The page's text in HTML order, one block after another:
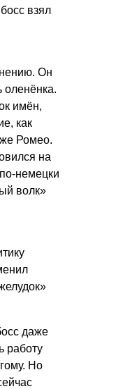
взял
Он
оленёнка.
имён,
как
Ромео.
на
немецки
волк»
даже
работу
Но